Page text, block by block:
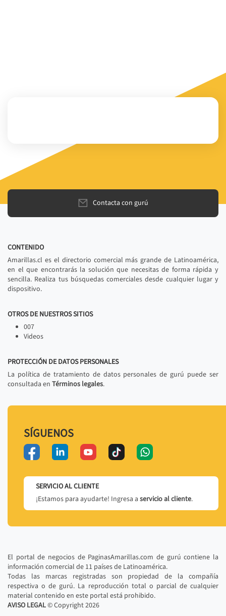
Contacta con gurú
CONTENIDO
Amarillas.cl es el directorio comercial más grande de Latinoamérica,
en el que encontrarás la solución que necesitas de forma rápida y
sencilla. Realiza tus búsquedas comerciales desde cualquier lugar y
dispositivo.
OTROS DE NUESTROS SITIOS
007
Videos
PROTECCIÓN DE DATOS PERSONALES
La política de tratamiento de datos personales de gurú puede ser
consultada en Términos legales.
SÍGUENOS
SERVICIO AL CLIENTE
¡Estamos para ayudarte! Ingresa a servicio al cliente.
El portal de negocios de PaginasAmarillas.com de gurú contiene la
información comercial de 11 países de Latinoamérica.
Todas las marcas registradas son propiedad de la compañía
respectiva o de gurú. La reproducción total o parcial de cualquier
material contenido en este portal está prohibido.
AVISO LEGAL© Copyright2026